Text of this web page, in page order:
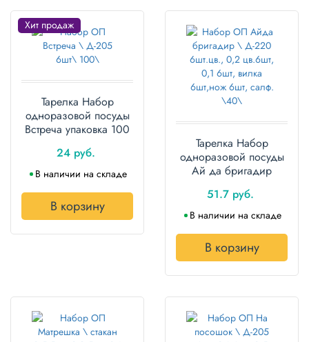
Хит продаж
Тарелка Набор
одноразовой посуды
Встреча упаковка 100
24 руб.
В наличии на складе
В корзину
Тарелка Набор
одноразовой посуды
Ай да бригадир
51.7 руб.
В наличии на складе
В корзину